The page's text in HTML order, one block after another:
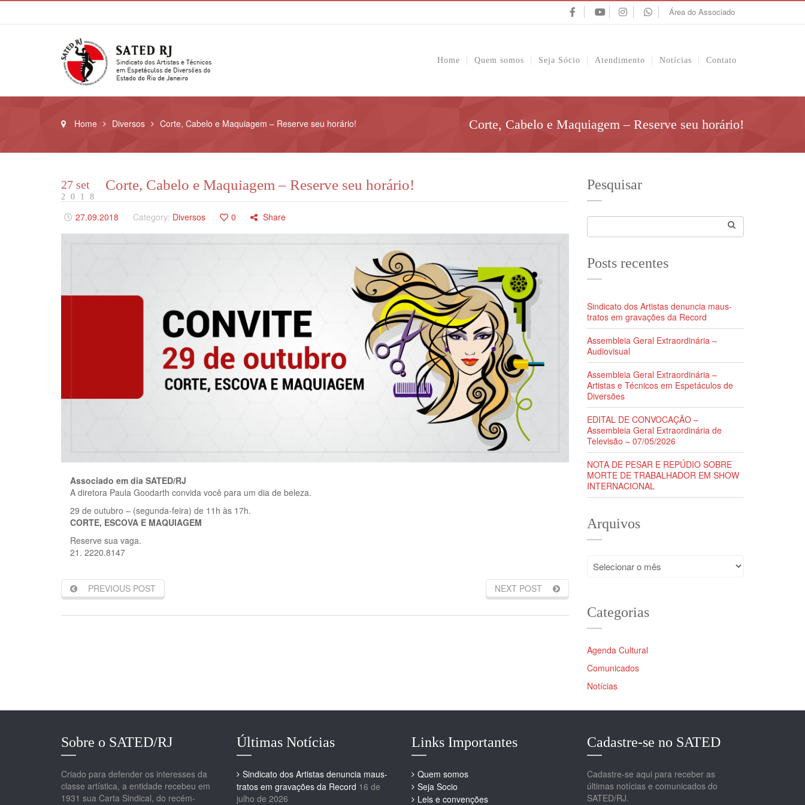
Área do Associado
Home Quem somos Seja Sócio Atendimento Notícias Contato
Home Diversos Corte, Cabelo e Maquiagem – Reserve seu horário! Corte, Cabelo e Maquiagem – Reserve seu horário!
27 set
2018
Corte, Cabelo e Maquiagem – Reserve seu horário!
27.09.2018 Category: Diversos 0 Share
Associado em dia SATED/RJ
A diretora Paula Goodarth convida você para um dia de beleza.
29 de outubro – (segunda-feira) de 11h às 17h.
CORTE, ESCOVA E MAQUIAGEM
Reserve sua vaga.
21. 2220.8147
PREVIOUS POST NEXT POST
Pesquisar
Posts recentes
Sindicato dos Artistas denuncia maus-
tratos em gravações da Record
Assembleia Geral Extraordinária –
Audiovisual
Assembleia Geral Extraordinária –
Artistas e Técnicos em Espetáculos de
Diversões
EDITAL DE CONVOCAÇÃO –
Assembleia Geral Extraordinária de
Televisão – 07/05/2026
NOTA DE PESAR E REPÚDIO SOBRE
MORTE DE TRABALHADOR EM SHOW
INTERNACIONAL
Arquivos
Arquivos
Categorias
Agenda Cultural
Comunicados
Notícias
Sobre o SATED/RJ
Criado para defender os interesses da
classe artística, a entidade recebeu em
1931 sua Carta Sindical, do recém-
Últimas Notícias
Sindicato dos Artistas denuncia maus-
tratos em gravações da Record 16 de
julho de 2026
Links Importantes
Quem somos
Seja Socio
Leis e convenções
Cadastre-se no SATED
Cadastre-se aqui para receber as
últimas notícias e comunicados do
SATED/RJ.